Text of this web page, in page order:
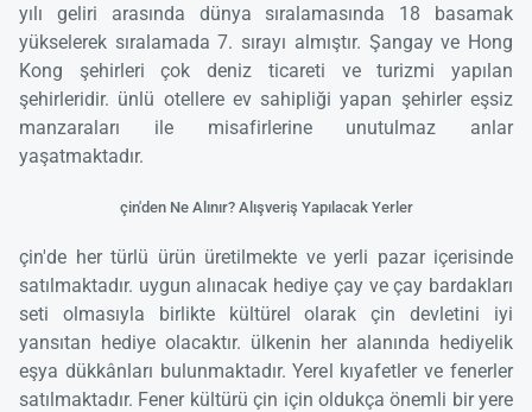
yılı geliri arasında dünya sıralamasında 18 basamak
yükselerek sıralamada 7. sırayı almıştır. Şangay ve Hong
Kong şehirleri çok deniz ticareti ve turizmi yapılan
şehirleridir. ünlü otellere ev sahipliği yapan şehirler eşsiz
manzaraları ile misafirlerine unutulmaz anlar
yaşatmaktadır.
çin'den Ne Alınır? Alışveriş Yapılacak Yerler
çin'de her türlü ürün üretilmekte ve yerli pazar içerisinde
satılmaktadır. uygun alınacak hediye çay ve çay bardakları
seti olmasıyla birlikte kültürel olarak çin devletini iyi
yansıtan hediye olacaktır. ülkenin her alanında hediyelik
eşya dükkânları bulunmaktadır. Yerel kıyafetler ve fenerler
satılmaktadır. Fener kültürü çin için oldukça önemli bir yere